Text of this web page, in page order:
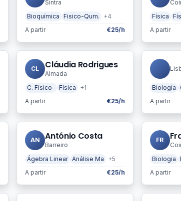
Sintra
Bioquímica
Fisico-Qum.
+4
A partir
€25/h
Física
A partir
CL Cláudia Rodrigues
Almada
C. Físico-
Física
+1
A partir
€25/h
Biologia
A partir
AN António Costa
Barreiro
Ágebra Linear Análise Ma
+5
A partir
€25/h
FR
Biologia
A partir